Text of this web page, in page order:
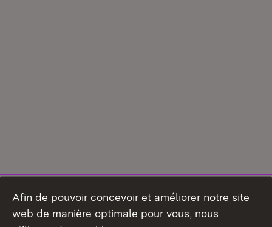
Afin de pouvoir concevoir et améliorer notre site
web de manière optimale pour vous, nous